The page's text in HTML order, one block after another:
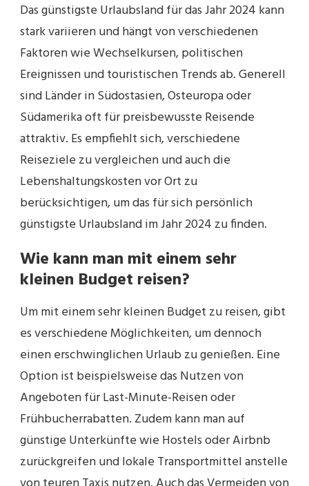
Das günstigste Urlaubsland für das Jahr 2024 kann
stark variieren und hängt von verschiedenen
Faktoren wie Wechselkursen, politischen
Ereignissen und touristischen Trends ab. Generell
sind Länder in Südostasien, Osteuropa oder
Südamerika oft für preisbewusste Reisende
attraktiv. Es empfiehlt sich, verschiedene
Reiseziele zu vergleichen und auch die
Lebenshaltungskosten vor Ort zu
berücksichtigen, um das für sich persönlich
günstigste Urlaubsland im Jahr 2024 zu finden.
Wie kann man mit einem sehr
kleinen Budget reisen?
Um mit einem sehr kleinen Budget zu reisen, gibt
es verschiedene Möglichkeiten, um dennoch
einen erschwinglichen Urlaub zu genießen. Eine
Option ist beispielsweise das Nutzen von
Angeboten für Last-Minute-Reisen oder
Frühbucherrabatten. Zudem kann man auf
günstige Unterkünfte wie Hostels oder Airbnb
zurückgreifen und lokale Transportmittel anstelle